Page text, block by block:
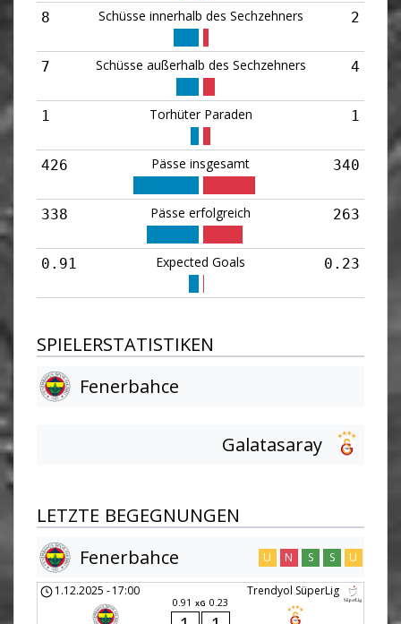
8 Schüsse innerhalb des Sechzehners 2
7 Schüsse außerhalb des Sechzehners 4
1 Torhüter Paraden 1
426 Pässe insgesamt 340
338 Pässe erfolgreich 263
0.91 Expected Goals 0.23
SPIELERSTATISTIKEN
Fenerbahce
Galatasaray
LETZTE BEGEGNUNGEN
Fenerbahce
U N S S U
Trendyol SüperLig
1.12.2025 -17:00
0.91 xG 0.23